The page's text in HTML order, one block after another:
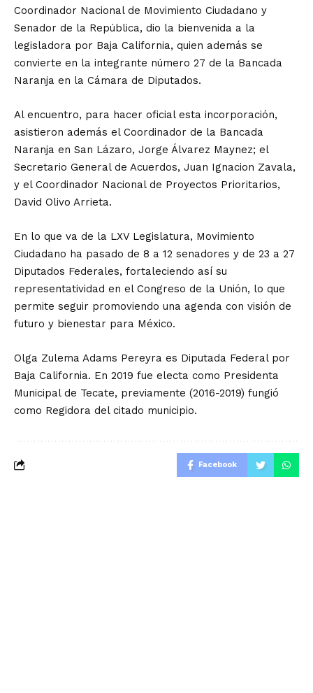
Coordinador Nacional de Movimiento Ciudadano y
Senador de la República, dio la bienvenida a la
legisladora por Baja California, quien además se
convierte en la integrante número 27 de la Bancada
Naranja en la Cámara de Diputados.
Al encuentro, para hacer oficial esta incorporación,
asistieron además el Coordinador de la Bancada
Naranja en San Lázaro, Jorge Álvarez Maynez; el
Secretario General de Acuerdos, Juan Ignacion Zavala,
y el Coordinador Nacional de Proyectos Prioritarios,
David Olivo Arrieta.
En lo que va de la LXV Legislatura, Movimiento
Ciudadano ha pasado de 8 a 12 senadores y de 23 a 27
Diputados Federales, fortaleciendo así su
representatividad en el Congreso de la Unión, lo que
permite seguir promoviendo una agenda con visión de
futuro y bienestar para México.
Olga Zulema Adams Pereyra es Diputada Federal por
Baja California. En 2019 fue electa como Presidenta
Municipal de Tecate, previamente (2016-2019) fungió
como Regidora del citado municipio.
Facebook